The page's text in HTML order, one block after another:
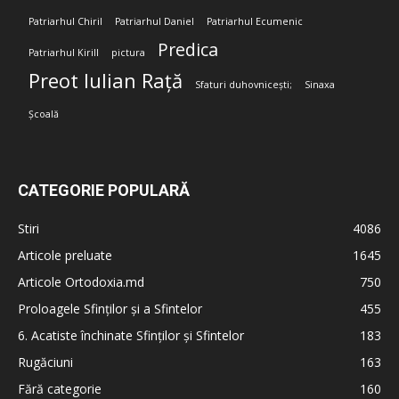
Patriarhul Chiril Patriarhul Daniel Patriarhul Ecumenic
Patriarhul Kirill pictura Predica
Preot Iulian Rață Sfaturi duhovnicești; Sinaxa
Școală
CATEGORIE POPULARĂ
Stiri
4086
Articole preluate
1645
Articole Ortodoxia.md
750
Proloagele Sfinților și a Sfintelor
455
6. Acatiste închinate Sfinților și Sfintelor
183
Rugăciuni
163
Fără categorie
160